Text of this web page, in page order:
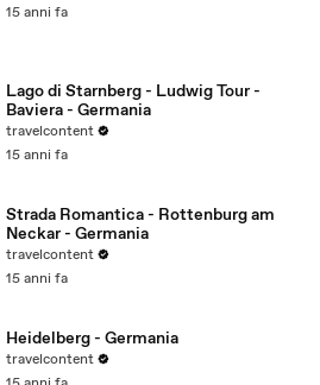
15 anni fa
Lago di Starnberg - Ludwig Tour -
Baviera - Germania
travelcontent
15 anni fa
Strada Romantica - Rottenburg am
Neckar - Germania
travelcontent
15 anni fa
Heidelberg - Germania
travelcontent